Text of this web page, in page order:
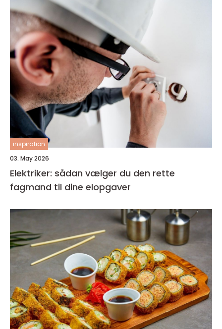
inspiration
03. May 2026
Elektriker: sådan vælger du den rette
fagmand til dine elopgaver